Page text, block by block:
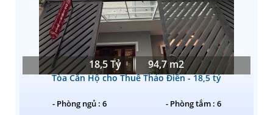
18,5 Tỷ 94,7 m2
Tòa Căn Hộ cho Thuê Thảo Điền - 18,5 tỷ
- Phòng ngủ : 6 - Phòng tắm : 6